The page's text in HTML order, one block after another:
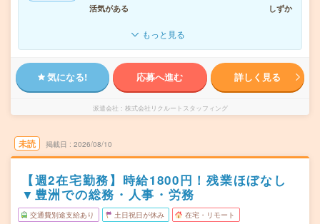
活気がある
しずか
もっと見る
気になる! 応募へ進む 詳しく見る
派遣会社 株式会社リクルートスタッフィング
未読 掲載日 2026/08/10
【週2在宅勤務】時給1800円！残業ほぼなし
▼豊洲での総務・人事・労務
交通費別途支給あり 土日祝日が休み 在宅・リモート